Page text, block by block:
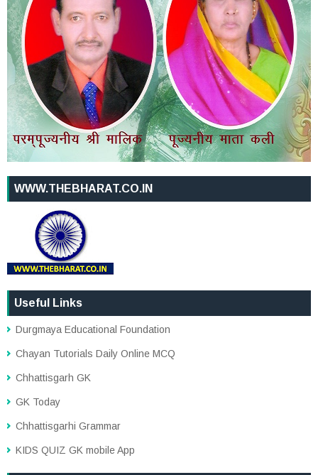
WWW.THEBHARAT.CO.IN
Useful Links
Durgmaya Educational Foundation
Chayan Tutorials Daily Online MCQ
Chhattisgarh GK
GK Today
Chhattisgarhi Grammar
KIDS QUIZ GK mobile App